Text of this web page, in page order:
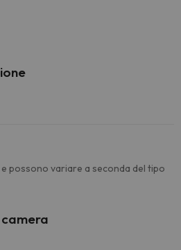
possono variare a seconda del tipo